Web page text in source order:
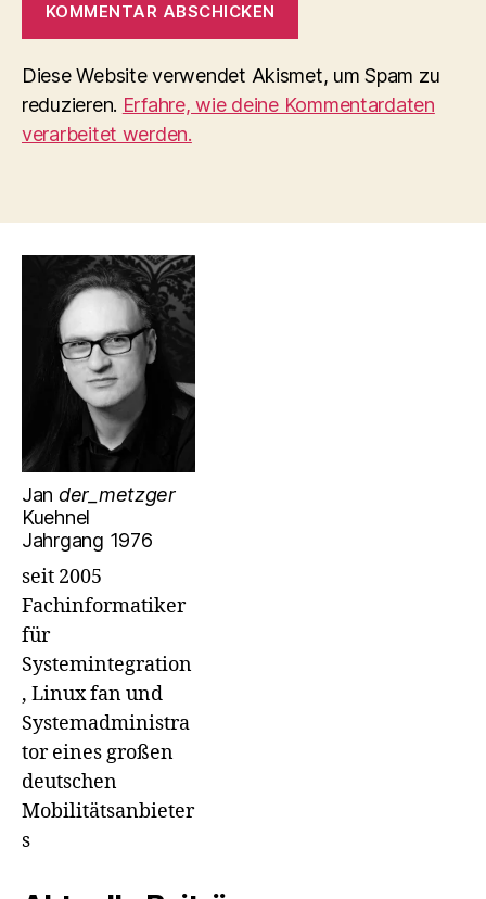
Diese Website verwendet Akismet, um Spam zu
reduzieren. Erfahre, wie deine Kommentardaten
verarbeitet werden.
Jan der_metzger
Kuehnel
Jahrgang 1976
seit 2005
Fachinformatiker
für
Systemintegration
, Linux fan und
Systemadministra
tor eines großen
deutschen
Mobilitätsanbieter
s